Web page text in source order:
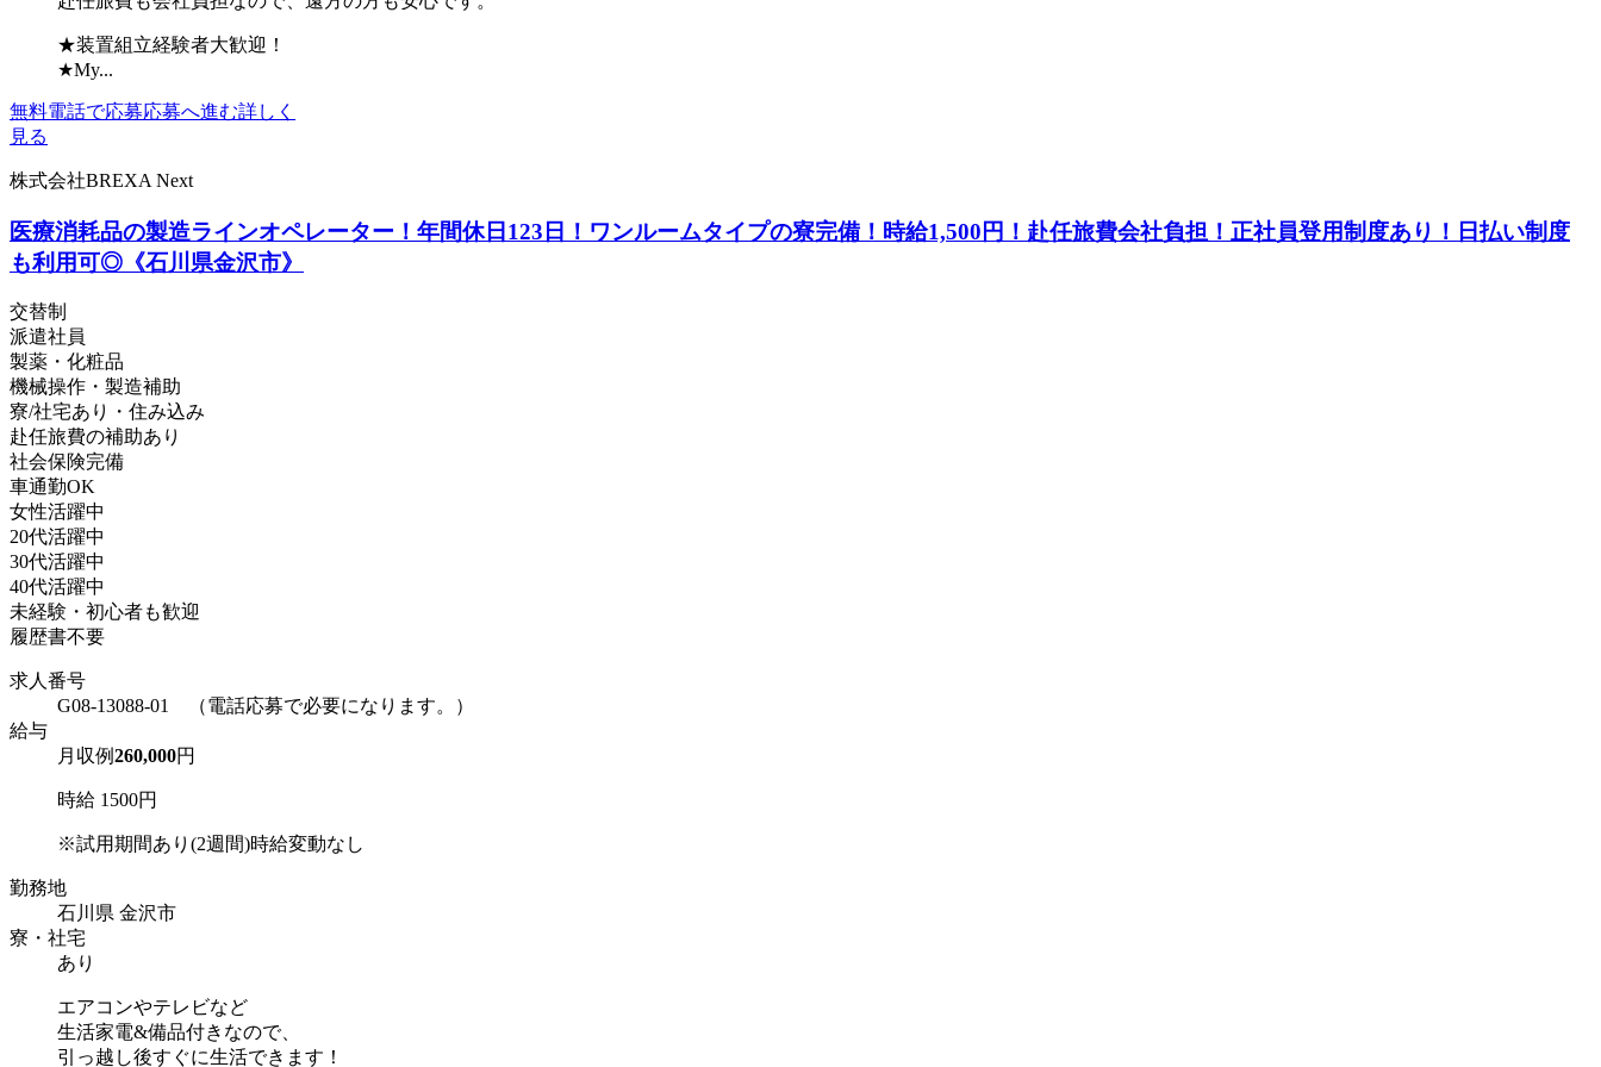
★装置組立経験者大歓迎！
★My...
無料電話で応募応募へ進む詳しく
見る
株式会社BREXA Next
医療消耗品の製造ラインオペレーター！年間休日123日！ワンルームタイプの寮完備！時給1,500円！赴任旅費会社負担！正社員登用制度あり！日払い制度
も利用可◎《石川県金沢市》
交替制
派遣社員
製薬・化粧品
機械操作・製造補助
寮/社宅あり・住み込み
赴任旅費の補助あり
社会保険完備
車通勤OK
女性活躍中
20代活躍中
30代活躍中
40代活躍中
未経験・初心者も歓迎
履歴書不要
求人番号
G08-13088-01 （電話応募で必要になります。）
給与
月収例260,000円
時給 1500円
※試用期間あり(2週間)時給変動なし
勤務地
石川県 金沢市
寮・社宅
あり
エアコンやテレビなど
生活家電&備品付きなので、
引っ越し後すぐに生活できます！